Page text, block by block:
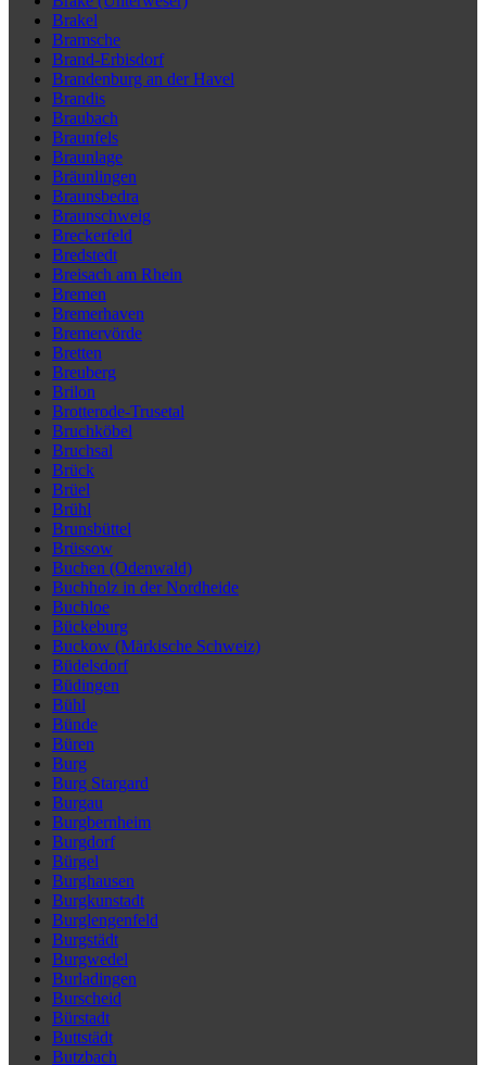
Brakel
Bramsche
Brand-Erbisdorf
Brandenburg an der Havel
Brandis
Braubach
Braunfels
Braunlage
Bräunlingen
Braunsbedra
Braunschweig
Breckerfeld
Bredstedt
Breisach am Rhein
Bremen
Bremerhaven
Bremervörde
Bretten
Breuberg
Brilon
Brotterode-Trusetal
Bruchköbel
Bruchsal
Brück
Brüel
Brühl
Brunsbüttel
Brüssow
Buchen (Odenwald)
Buchholz in der Nordheide
Buchloe
Bückeburg
Buckow (Märkische Schweiz)
Büdelsdorf
Büdingen
Bühl
Bünde
Büren
Burg
Burg Stargard
Burgau
Burgbernheim
Burgdorf
Bürgel
Burghausen
Burgkunstadt
Burglengenfeld
Burgstädt
Burgwedel
Burladingen
Burscheid
Bürstadt
Buttstädt
Butzbach